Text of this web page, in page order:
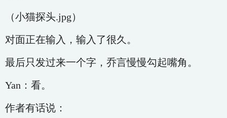
（小猫探头.jpg）
对面正在输入，输入了很久。
最后只发过来一个字，乔言慢慢勾起嘴角。
Yan：看。
作者有话说：